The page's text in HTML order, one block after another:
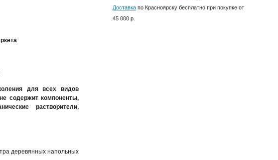
Доставка по Красноярску бесплатно при покупке от
45 000 р.
для всех видов
содержит компоненты,
растворители,
деревянных напольных